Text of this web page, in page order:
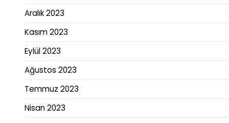
Aralık 2023
Kasım 2023
Eylül 2023
Ağustos 2023
Temmuz 2023
Nisan 2023